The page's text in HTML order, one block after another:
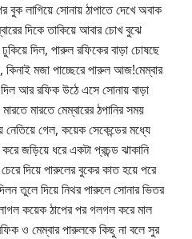
বুক লাগিয়ে সোনায় ঠাপাতে দেখে অবাক
দিকে তাকিয়ে আবার চোখ বুঝে
দিল, পারুল রফিকের বাড়া চোষছে
কিনাই মজা পাচ্ছেরে পারুল আজ!মেম্বার
দিল আর রফিক উঠে এসে সোনায় বাড়া
মারতে মেম্বারের ঠপানির সময়
নেতিয়ে গেল, কয়েক সেকেন্ডের মধ্যে
জড়িয়ে ধরে একটা প্রচন্ড ঝাকানি
দিয়ে পারুলের বুকের কাত হয়ে পরে
তুলে দিয়ে নিথর পারুলে সোনার ভিতর
কয়েক ঠাপের পর গলগল করে মাল
ও মেম্বার পারুলকে কিছু না বলে সুর